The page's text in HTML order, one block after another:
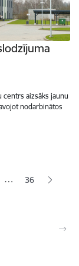
centrs aizsāks jaunu
nodarbinātos
… 36